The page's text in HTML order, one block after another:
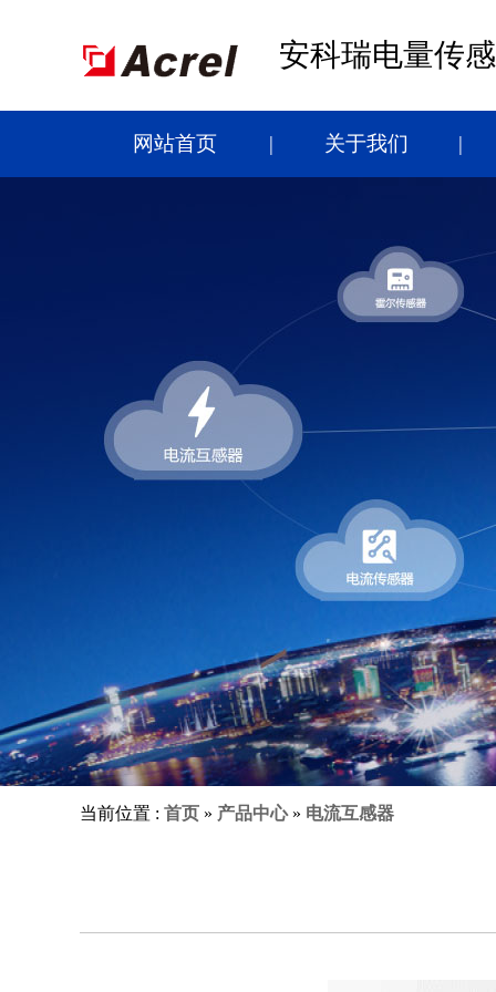
安科瑞电量传
网站首页 关于我们
当前位置 : 首页 » 产品中心» 电流互感器